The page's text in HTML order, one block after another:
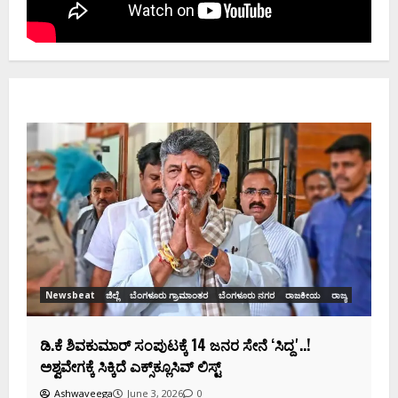
ಜಿಲ್ಲೆ ಬೆಂಗಳೂರು ಗ್ರಾಮಾಂತರ ಬೆಂಗಳೂರು ನಗರ ರಾಜಕೀಯ ರಾಜ್ಯ
ಸಂಪುಟಕ್ಕೆ 14 ಜನರ ಸೇನೆ ʻಸಿದ್ದʼ..!
ಸಿಕ್ಕಿದೆ ಎಕ್ಸ್‌ಕ್ಲೂಸಿವ್‌ ಲಿಸ್ಟ್‌
June 3, 2026 0
Newsbeat
ಡಿಕೆಶಿ ಜತೆ
ಸಂಭಾವ್ಯ